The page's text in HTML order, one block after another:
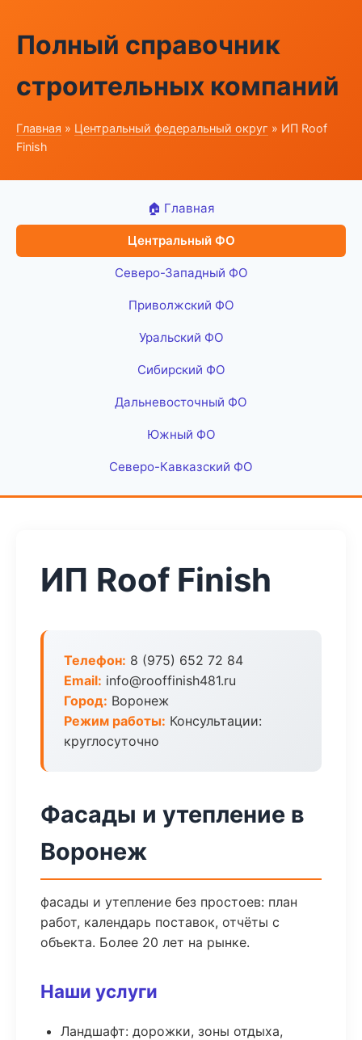
Полный справочник
строительных компаний
Главная » Центральный федеральный округ » ИП Roof
Finish
🏠 Главная
Центральный ФО
Северо-Западный ФО
Приволжский ФО
Уральский ФО
Сибирский ФО
Дальневосточный ФО
Южный ФО
Северо-Кавказский ФО
ИП Roof Finish
Телефон: 8 (975) 652 72 84
Email: info@rooffinish481.ru
Город: Воронеж
Режим работы: Консультации:
круглосуточно
Фасады и утепление в
Воронеж
фасады и утепление без простоев: план
работ, календарь поставок, отчёты с
объекта. Более 20 лет на рынке.
Наши услуги
Ландшафт: дорожки, зоны отдыха,